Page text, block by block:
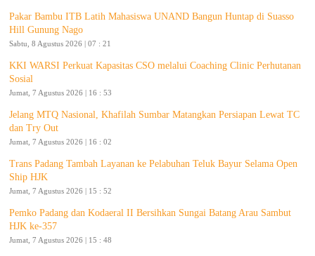
Pakar Bambu ITB Latih Mahasiswa UNAND Bangun Huntap di Suasso
Hill Gunung Nago
Sabtu, 8 Agustus 2026 | 07 : 21
KKI WARSI Perkuat Kapasitas CSO melalui Coaching Clinic Perhutanan
Sosial
Jumat, 7 Agustus 2026 | 16 : 53
Jelang MTQ Nasional, Khafilah Sumbar Matangkan Persiapan Lewat TC
dan Try Out
Jumat, 7 Agustus 2026 | 16 : 02
Trans Padang Tambah Layanan ke Pelabuhan Teluk Bayur Selama Open
Ship HJK
Jumat, 7 Agustus 2026 | 15 : 52
Pemko Padang dan Kodaeral II Bersihkan Sungai Batang Arau Sambut
HJK ke-357
Jumat, 7 Agustus 2026 | 15 : 48